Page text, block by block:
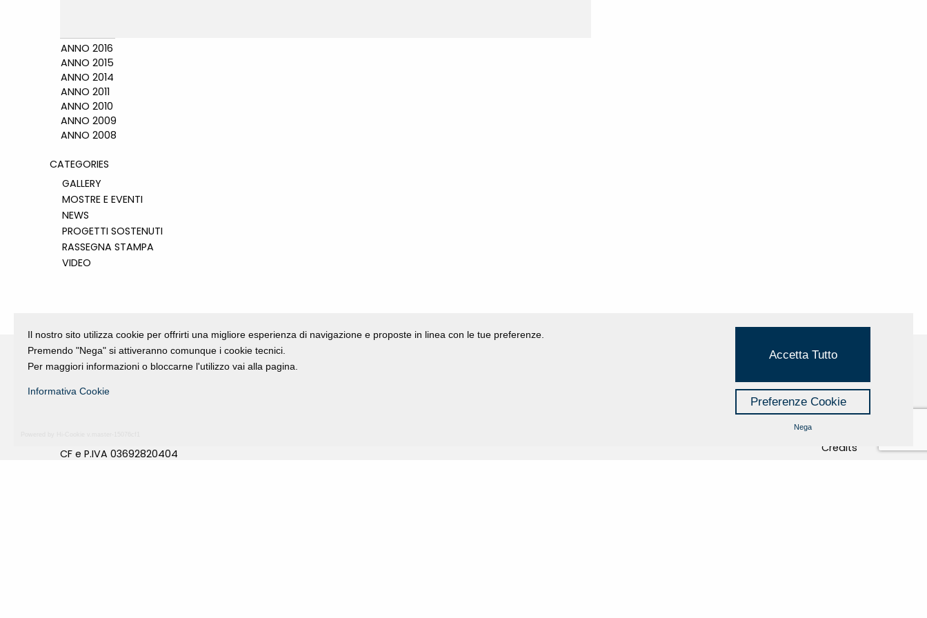
ANNO 2016
ANNO 2015
ANNO 2014
ANNO 2011
ANNO 2010
ANNO 2009
ANNO 2008
CATEGORIES
GALLERY
MOSTRE E EVENTI
NEWS
PROGETTI SOSTENUTI
RASSEGNA STAMPA
VIDEO
Fondazione Dino Zoli
CF e P.IVA 03692820404
Cookie Policy
Privacy Policy
Credits
Il nostro sito utilizza cookie per offrirti una migliore esperienza di navigazione e proposte in linea con le tue preferenze.
Premendo "Nega" si attiveranno comunque i cookie tecnici.
Per maggiori informazioni o bloccarne l'utilizzo vai alla pagina.
Informativa Cookie
Accetta Tutto
Preferenze Cookie
Nega